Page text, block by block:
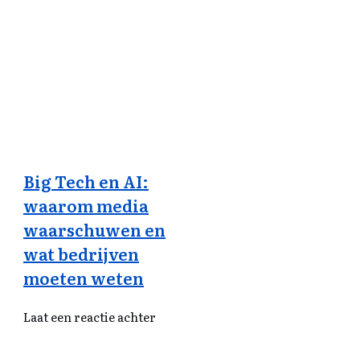
Big Tech en AI:
waarom media
waarschuwen en
wat bedrijven
moeten weten
Laat een reactie achter